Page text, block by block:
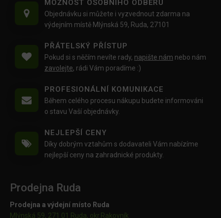
MOŽNOST OSOBNÍHO ODBĚRU
Objednávku si můžete i vyzvednout zdarma na
výdejním místě Mlýnská 59, Ruda, 27101
PŘÁTELSKÝ PŘÍSTUP
Pokud si s něčím nevíte rady, napište nám nebo nám
zavolejte, rádi Vám poradíme :)
PROFESIONÁLNÍ KOMUNIKACE
Během celého procesu nákupu budete informováni
o stavu Vaší objednávky.
NEJLEPŠÍ CENY
Díky dobrým vztahům s dodavateli Vám nabízíme
nejlepší ceny na zahradnické produkty.
Prodejna Ruda
Prodejna a výdejní místo Ruda
Mlýnská 59, 271 01 Ruda, okr.Rakovník